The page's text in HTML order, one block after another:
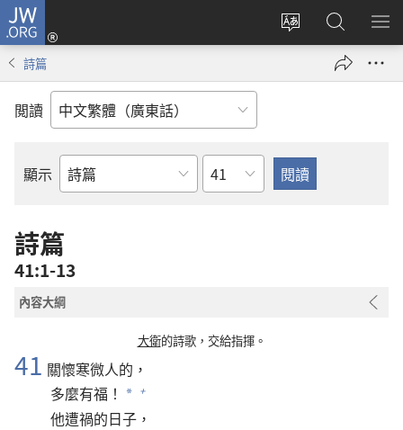
JW.ORG
更
登
錄
（開
搜
尋
JW.ORG
顯
詩篇
閲讀
顯示
聖
經
卷
章
詩篇
41:1-13
內容大綱
大衛的詩歌，交給指揮。
41 關懷寒微人的，
多麼有福！ * +
他遭禍的日子，